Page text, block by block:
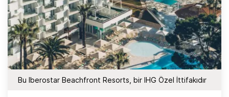
Bu Iberostar Beachfront Resorts, bir IHG Özel İttifakıdır